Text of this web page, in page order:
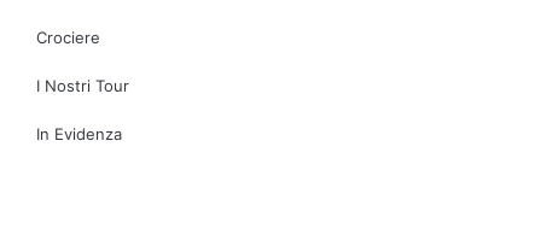
Crociere
I Nostri Tour
In Evidenza